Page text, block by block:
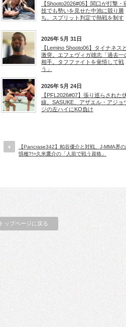
【Shooto2026#05】関口が打撃・
技でも勢いを見せた中池に競り勝
ち、スプリット判定で熱戦を制す
2026年 5月 31日
【Lemino Shooto06】タイナネスと
激突。エフェヴィガ雄志「過去一
相手。タフファイトを覚悟して戦
う」
2026年 5月 24日
【PFL2026#07】張り巡らされた
線。SASUKE、アザエル・アジョ
ジの左ハイにKO負け
【Pancrase342】粕谷優介と対戦、J-MMA界
惧種?!=久米鷹介の「人前で戦う資格」
トップページに戻る